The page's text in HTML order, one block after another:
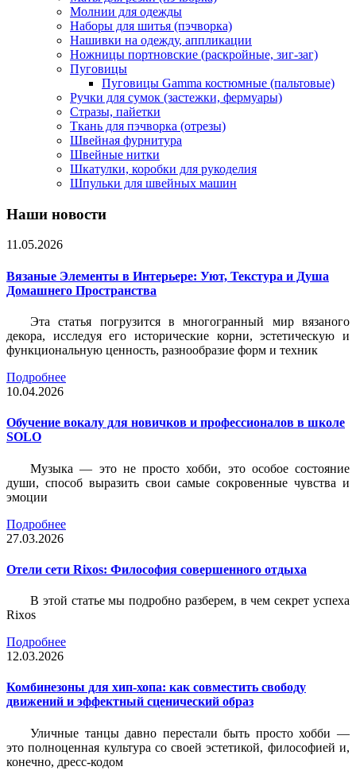
Молнии для одежды
Наборы для шитья (пэчворка)
Нашивки на одежду, аппликации
Ножницы портновские (раскройные, зиг-заг)
Пуговицы
Пуговицы Gamma костюмные (пальтовые)
Ручки для сумок (застежки, фермуары)
Стразы, пайетки
Ткань для пэчворка (отрезы)
Швейная фурнитура
Швейные нитки
Шкатулки, коробки для рукоделия
Шпульки для швейных машин
Наши новости
11.05.2026
Вязаные Элементы в Интерьере: Уют, Текстура и Душа
Домашнего Пространства
Эта статья погрузится в многогранный мир вязаного
декора, исследуя его исторические корни, эстетическую и
функциональную ценность, разнообразие форм и техник
Подробнее
10.04.2026
Обучение вокалу для новичков и профессионалов в школе
SOLO
Музыка — это не просто хобби, это особое состояние
души, способ выразить свои самые сокровенные чувства и
эмоции
Подробнее
27.03.2026
Отели сети Rixos: Философия совершенного отдыха
В этой статье мы подробно разберем, в чем секрет успеха
Rixos
Подробнее
12.03.2026
Комбинезоны для хип-хопа: как совместить свободу
движений и эффектный сценический образ
Уличные танцы давно перестали быть просто хобби —
это полноценная культура со своей эстетикой, философией и,
конечно, дресс-кодом